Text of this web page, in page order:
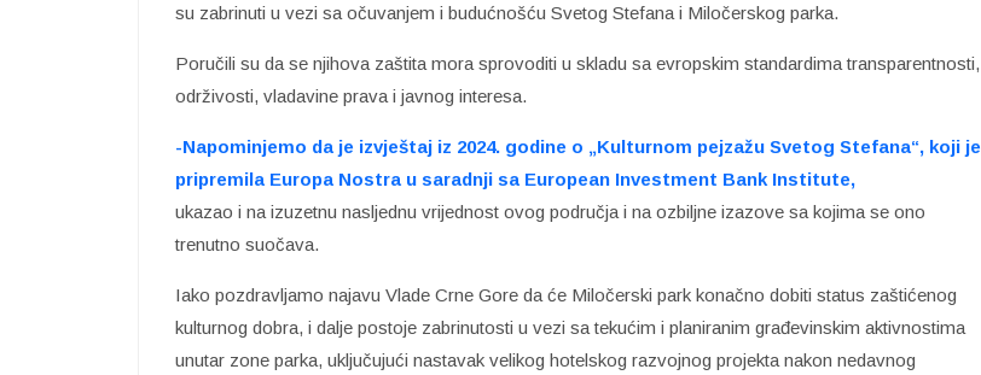
su zabrinuti u vezi sa očuvanjem i budućnošću Svetog Stefana i Miločerskog parka.
Poručili su da se njihova zaštita mora sprovoditi u skladu sa evropskim standardima transparentnosti,
održivosti, vladavine prava i javnog interesa.
-Napominjemo da je izvještaj iz 2024. godine o „Kulturnom pejzažu Svetog Stefana“, koji je
pripremila Europa Nostra u saradnji sa European Investment Bank Institute,
ukazao i na izuzetnu nasljednu vrijednost ovog područja i na ozbiljne izazove sa kojima se ono
trenutno suočava.
Iako pozdravljamo najavu Vlade Crne Gore da će Miločerski park konačno dobiti status zaštićenog
kulturnog dobra, i dalje postoje zabrinutosti u vezi sa tekućim i planiranim građevinskim aktivnostima
unutar zone parka, uključujući nastavak velikog hotelskog razvojnog projekta nakon nedavnog